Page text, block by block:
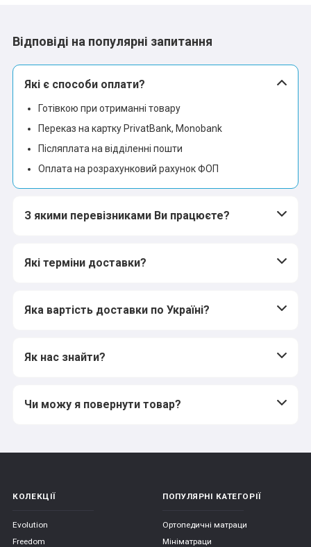
Відповіді на популярні запитання
Які є способи оплати?
Готівкою при отриманні товару
Переказ на картку PrivatBank, Monobank
Післяплата на відділенні пошти
Оплата на розрахунковий рахунок ФОП
З якими перевізниками Ви працюєте?
Які терміни доставки?
Яка вартість доставки по Україні?
Як нас знайти?
Чи можу я повернути товар?
КОЛЕКЦІЇ
Evolution
Freedom
ПОПУЛЯРНІ КАТЕГОРІЇ
Ортопедичні матраци
Мініматраци